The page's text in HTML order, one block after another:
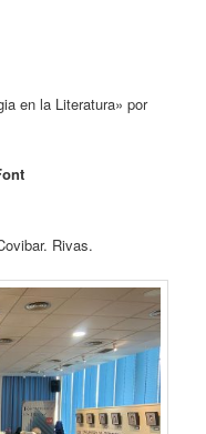
en la Literatura» por
Rivas.